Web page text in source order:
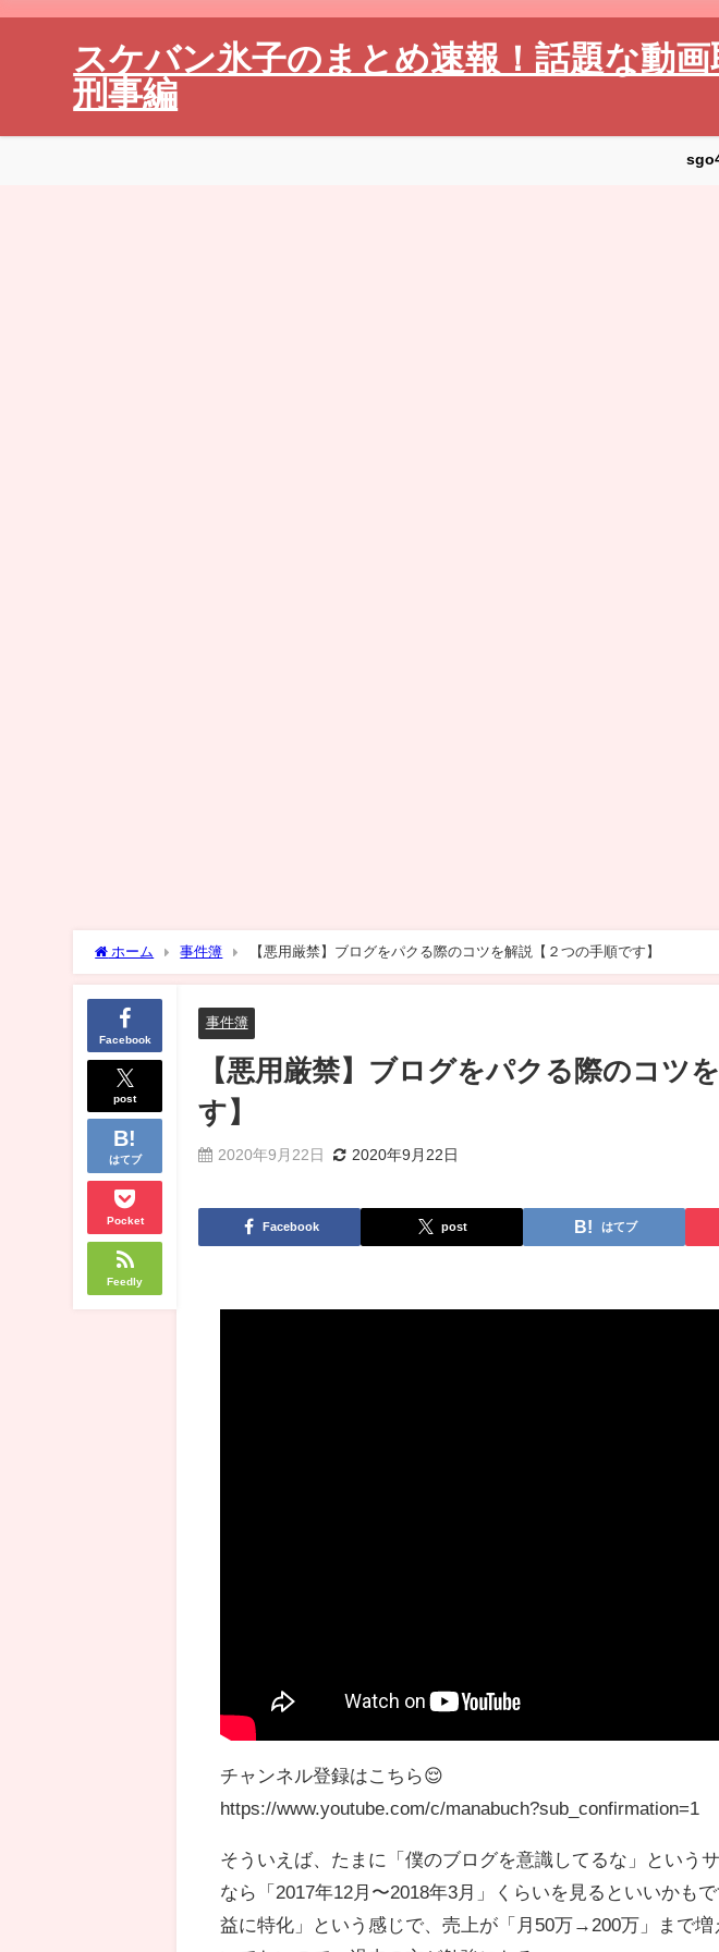
スケバン氷子のまとめ速報！話題な動
刑事編
ホーム 事件簿 【悪用厳禁】ブログをパクる際のコツを解説【２つの手順です】
Facebook
post
はてブ
Pocket
Feedly
事件簿
【悪用厳禁】ブログをパクる際のコツ
す】
2020年9月22日 2020年9月22日
Facebook post はてブ
チャンネル登録はこちら😌
https://www.youtube.com/c/manabuch?sub_confirmation=1
そういえば、たまに「僕のブログを意識してるな」という
なら「2017年12月〜2018年3月」くらいを見るといいかも
益に特化」という感じで、売上が「月50万→200万」まで